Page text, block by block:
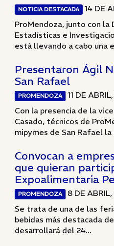
NOTICIA DESTACADA
14 DE
ProMendoza, junto con la
Estadísticas e
está llevando a cabo una
Presentaron Ágil
San Rafael
PROMENDOZA
11 DE
Con la presencia de la
Casado, técnicos de
mipymes de San Rafael la
Convocan a
que quieran
Expoalimentaria
PROMENDOZA
8 DE
Se trata de una de las
bebidas más destacada
desarrollará del 24...